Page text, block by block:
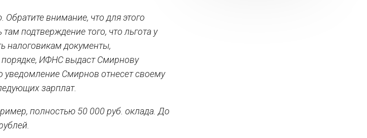
внимание, что для этого
подтверждение того, что льгота у
налоговикам документы,
ИФНС выдаст Смирнову
уведомление Смирнов отнесет своему
зарплат.
полностью 50 000 руб. оклада. До